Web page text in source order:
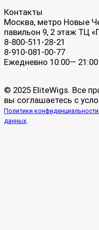
Контакты
Москва, метро Новые
павильон 9, 2 этаж ТЦ
8-800-511-28-21
8-910-081-00-77
Ежедневно 10:00— 21:00
© 2025 EliteWigs. Все
вы соглашаетесь с
Политики конфиденциальности
данных.